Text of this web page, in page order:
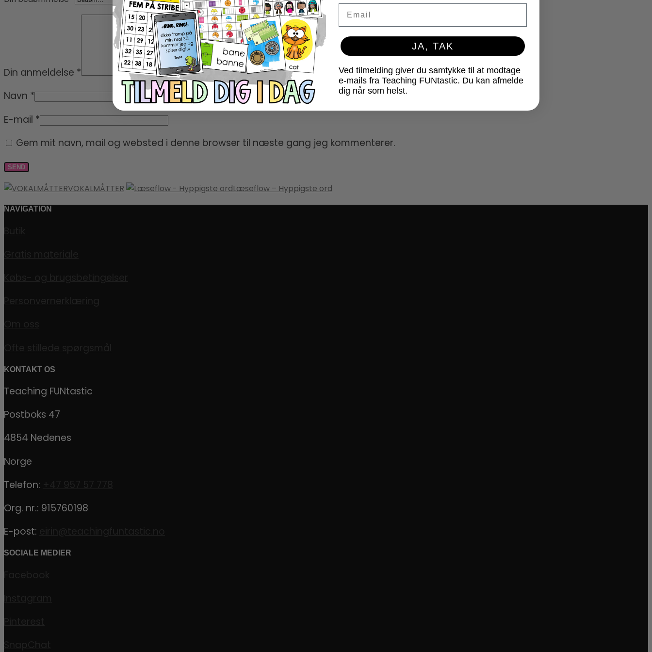
Din anmeldelse *
Navn *
E-mail *
Gem mit navn, mail og websted i denne browser til næste gang jeg kommenterer.
VOKALMÅTTER Læseflow – Hyppigste ord
NAVIGATION
KONTAKT OS
Teaching FUNtastic
Postboks 47
4854 Nedenes
Norge
Telefon:
Org. nr.: 915760198
E-post:
SOCIALE MEDIER
JA, TAK
Ved tilmelding giver du samtykke til at modtage
e-mails fra Teaching FUNtastic. Du kan afmelde
dig når som helst.